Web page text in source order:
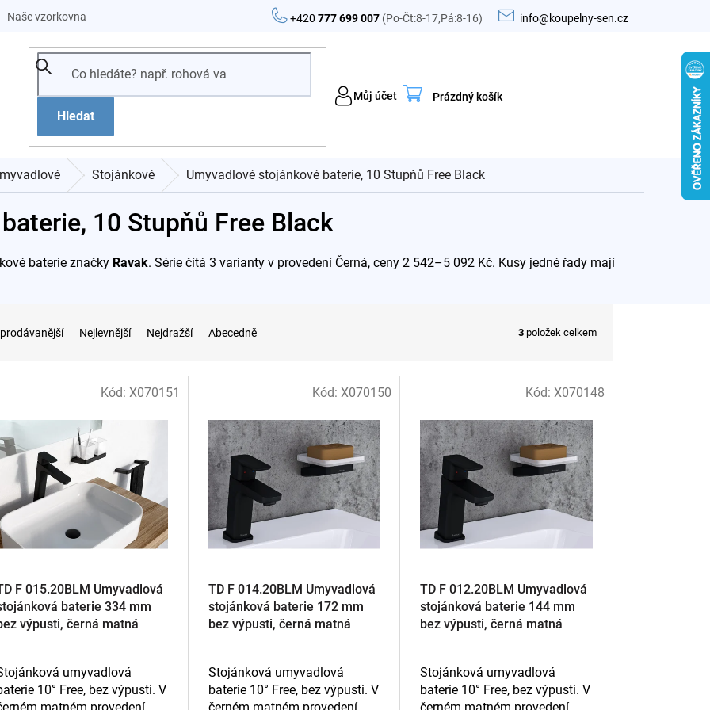
+420777 699 007 (Po-Čt:8-17,Pá:8-16) info@koupelny-sen.cz
Naše vzorkovna
Hledat
Můj účet
Nákupní
Prázdný košík
Stojánkové Umyvadlové stojánkové baterie, 10 Stupňů Free Black
10 Stupňů Free Black
baterie značky Ravak. Série čítá 3 varianty v provedení Černá, ceny 2 542–5 092 Kč. Kusy jedné řady mají
Nejlevnější Nejdražší Abecedně 3 položek celkem
F 015.20BLM Umyvadlová
baterie 334 mm
výpusti, černá matná
umyvadlová
10° Free, bez výpusti. V
Kód: X070151
TD F 014.20BLM Umyvadlová
stojánková baterie 172 mm
bez výpusti, černá matná
Stojánková umyvadlová
baterie 10° Free, bez výpusti. V
Kód:X070150
TD F 012.20BLM Umyvadlová
stojánková baterie 144 mm
bez výpusti, černá matná
Stojánková umyvadlová
baterie 10° Free, bez výpusti. V
Kód: X070148